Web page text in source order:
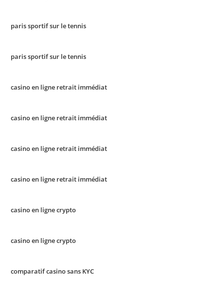
paris sportif sur le tennis
paris sportif sur le tennis
casino en ligne retrait immédiat
casino en ligne retrait immédiat
casino en ligne retrait immédiat
casino en ligne retrait immédiat
casino en ligne crypto
casino en ligne crypto
comparatif casino sans KYC